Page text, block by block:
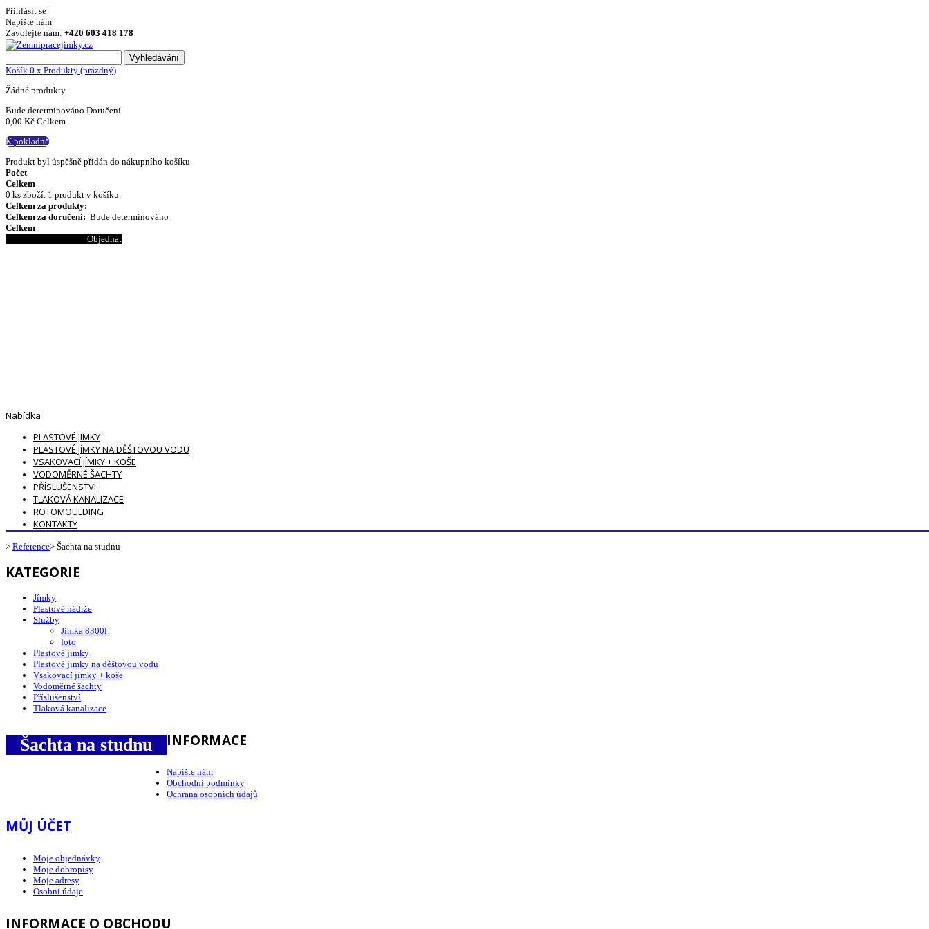
Přihlásit se
Napište nám
Zavolejte nám: +420 603 418 178
Vyhledávání
Košík 0 x Produkty (prázdný)
Žádné produkty
Bude determinováno Doručení
0,00 Kč Celkem
K pokladně
Produkt byl úspěšně přidán do nákupního košíku
Počet
Celkem
0 ks zboží. 1 produkt v košíku.
Celkem za produkty:
Celkem za doručení: Bude determinováno
Celkem
Objednat
Nabídka
PLASTOVÉ JÍMKY
PLASTOVÉ JÍMKY NA DĚŠTOVOU VODU
VSAKOVACÍ JÍMKY + KOŠE
VODOMĚRNÉ ŠACHTY
PŘÍSLUŠENSTVÍ
TLAKOVÁ KANALIZACE
ROTOMOULDING
KONTAKTY
> Reference> Šachta na studnu
KATEGORIE
Jímky
Plastové nádrže
Služby
Jímka 8300l
foto
Plastové jímky
Plastové jímky na děštovou vodu
Vsakovací jímky + koše
Vodoměrné šachty
Příslušenství
Tlaková kanalizace
Šachta na studnu INFORMACE
Napište nám
Obchodní podmínky
Ochrana osobních údajů
MŮJ ÚČET
Moje objednávky
Moje dobropisy
Moje adresy
Osobní údaje
INFORMACE O OBCHODU